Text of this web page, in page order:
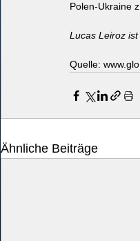
Polen-Ukraine
Lucas Leiroz
Quelle:
Ähnliche Beiträge